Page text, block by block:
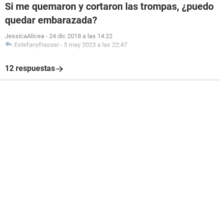
Si me quemaron y cortaron las trompas, ¿puedo
quedar embarazada?
JessicaAlicea - 24 dic 2018 a las 14:22
Estefanyfrasser - 5 may 2023 a las 22:47
12 respuestas